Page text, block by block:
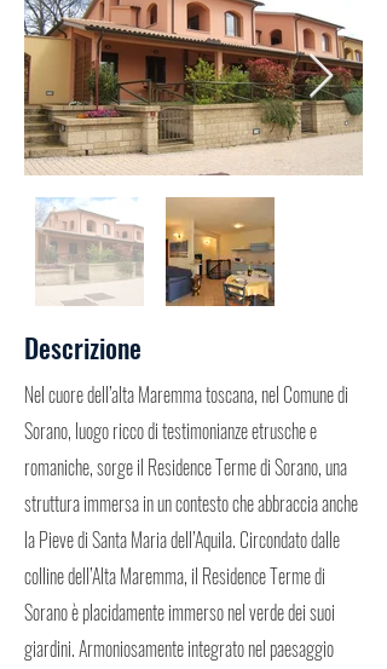
Descrizione
Nel cuore dell’alta Maremma toscana, nel Comune di
Sorano, luogo ricco di testimonianze etrusche e
romaniche, sorge il Residence Terme di Sorano, una
struttura immersa in un contesto che abbraccia anche
la Pieve di Santa Maria dell’Aquila. Circondato dalle
colline dell’Alta Maremma, il Residence Terme di
Sorano è placidamente immerso nel verde dei suoi
giardini. Armoniosamente integrato nel paesaggio